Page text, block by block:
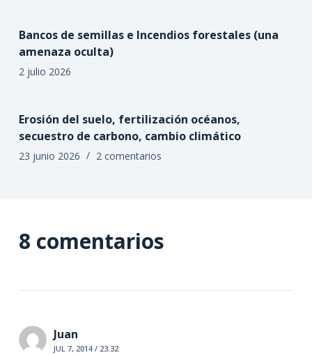
Bancos de semillas e Incendios forestales (una
amenaza oculta)
2 julio 2026
Erosión del suelo, fertilización océanos,
secuestro de carbono, cambio climático
23 junio 2026 2 comentarios
8 comentarios
Juan
JUL 7, 2014 / 23:32